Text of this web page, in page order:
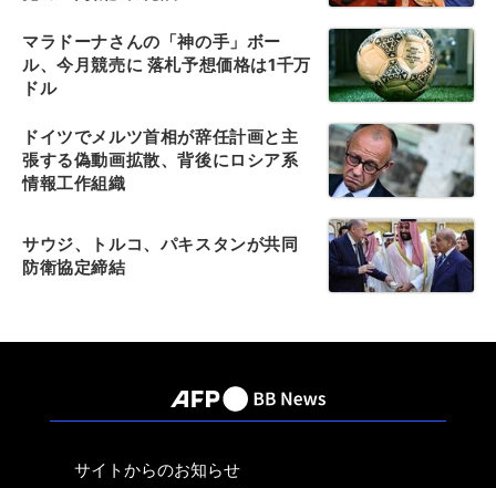
マラドーナさんの「神の手」ボー
ル、今月競売に 落札予想価格は1千万
ドル
ドイツでメルツ首相が辞任計画と主
張する偽動画拡散、背後にロシア系
情報工作組織
サウジ、トルコ、パキスタンが共同
防衛協定締結
サイトからのお知らせ